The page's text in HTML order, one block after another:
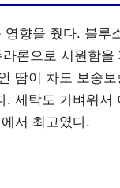
향을 줬다. 블루
론으로 시원함
땀이 차도 보송
세탁도 가벼워서
서 최고였다.